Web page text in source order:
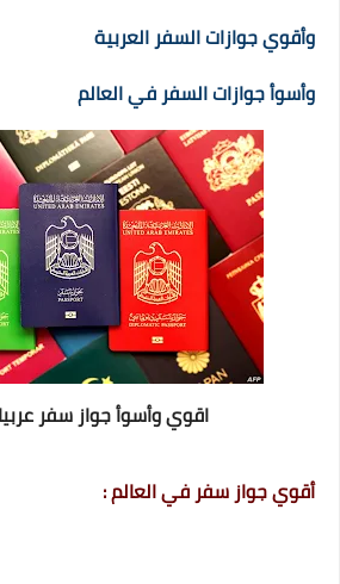
وأقوي جوازات السفر العربية
وأسوأ جوازات السفر في العالم
اقوي وأسوأ جواز سفر
أقوي جواز سفر في العالم :